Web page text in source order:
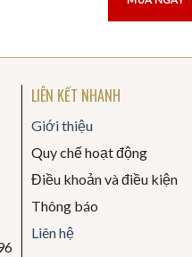
LIÊN KẾT NHANH
Giới thiệu
Quy chế hoạt động
Điều khoản và điều kiện
Thông báo
Liên hệ